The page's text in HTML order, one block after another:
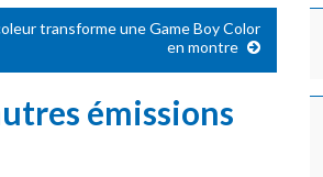
transforme une Game Boy Color
en montre
émissions